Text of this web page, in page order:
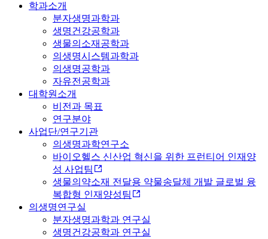
학과소개
분자생명과학과
생명건강공학과
생물의소재공학과
의생명시스템과학과
의생명공학과
자유전공학과
대학원소개
비전과 목표
연구분야
사업단/연구기관
의생명과학연구소
바이오헬스 신산업 혁신을 위한 프런티어 인재양
성 사업팀
생물의약소재 전달용 약물송달체 개발 글로벌 융
복합형 인재양성팀
의생명연구실
분자생명과학과 연구실
생명건강공학과 연구실